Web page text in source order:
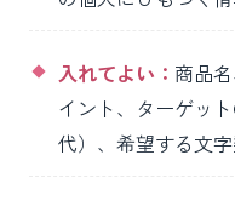
入れてよい： 商品
イント、ターゲッ
代）、希望する文